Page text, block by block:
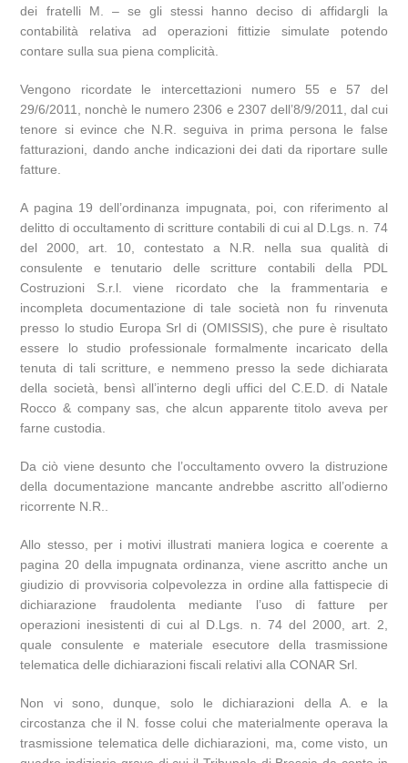
dei fratelli M. – se gli stessi hanno deciso di affidargli la
contabilità relativa ad operazioni fittizie simulate potendo
contare sulla sua piena complicità.
Vengono ricordate le intercettazioni numero 55 e 57 del
29/6/2011, nonchè le numero 2306 e 2307 dell’8/9/2011, dal cui
tenore si evince che N.R. seguiva in prima persona le false
fatturazioni, dando anche indicazioni dei dati da riportare sulle
fatture.
A pagina 19 dell’ordinanza impugnata, poi, con riferimento al
delitto di occultamento di scritture contabili di cui al D.Lgs. n. 74
del 2000, art. 10, contestato a N.R. nella sua qualità di
consulente e tenutario delle scritture contabili della PDL
Costruzioni S.r.l. viene ricordato che la frammentaria e
incompleta documentazione di tale società non fu rinvenuta
presso lo studio Europa Srl di (OMISSIS), che pure è risultato
essere lo studio professionale formalmente incaricato della
tenuta di tali scritture, e nemmeno presso la sede dichiarata
della società, bensì all’interno degli uffici del C.E.D. di Natale
Rocco & company sas, che alcun apparente titolo aveva per
farne custodia.
Da ciò viene desunto che l’occultamento ovvero la distruzione
della documentazione mancante andrebbe ascritto all’odierno
ricorrente N.R..
Allo stesso, per i motivi illustrati maniera logica e coerente a
pagina 20 della impugnata ordinanza, viene ascritto anche un
giudizio di provvisoria colpevolezza in ordine alla fattispecie di
dichiarazione fraudolenta mediante l’uso di fatture per
operazioni inesistenti di cui al D.Lgs. n. 74 del 2000, art. 2,
quale consulente e materiale esecutore della trasmissione
telematica delle dichiarazioni fiscali relativi alla CONAR Srl.
Non vi sono, dunque, solo le dichiarazioni della A. e la
circostanza che il N. fosse colui che materialmente operava la
trasmissione telematica delle dichiarazioni, ma, come visto, un